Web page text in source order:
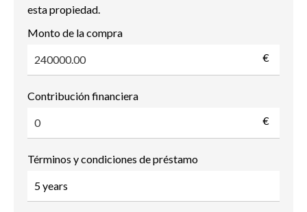
esta propiedad.
Monto de la compra
€
Contribución financiera
€
Términos y condiciones de préstamo